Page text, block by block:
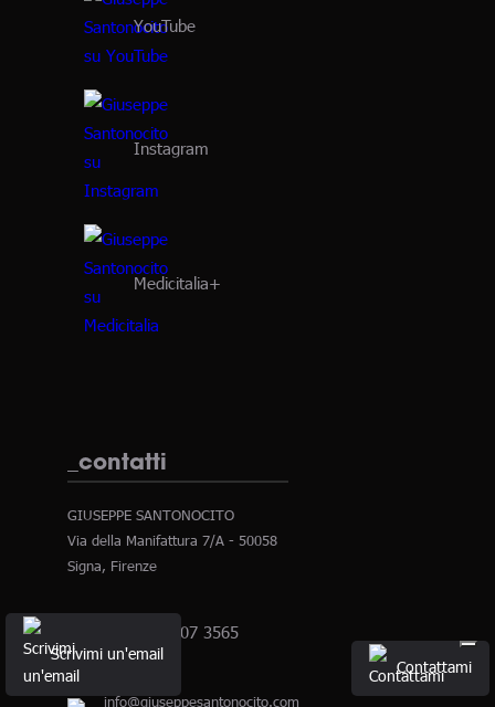
Scrivimi un'email
Contattami
YouTube
Instagram
Medicitalia+
_contatti
GIUSEPPE SANTONOCITO
Via della Manifattura 7/A - 50058
Signa, Firenze
+39 329 407 3565
info@giuseppesantonocito.com